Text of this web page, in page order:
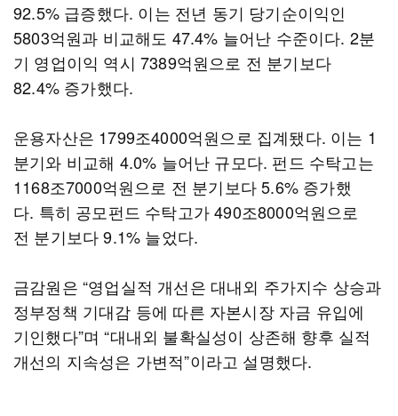
92.5% 급증했다. 이는 전년 동기 당기순이익인
5803억원과 비교해도 47.4% 늘어난 수준이다. 2분
기 영업이익 역시 7389억원으로 전 분기보다
82.4% 증가했다.
운용자산은 1799조4000억원으로 집계됐다. 이는 1
분기와 비교해 4.0% 늘어난 규모다. 펀드 수탁고는
1168조7000억원으로 전 분기보다 5.6% 증가했
다. 특히 공모펀드 수탁고가 490조8000억원으로
전 분기보다 9.1% 늘었다.
금감원은 “영업실적 개선은 대내외 주가지수 상승과
정부정책 기대감 등에 따른 자본시장 자금 유입에
기인했다”며 “대내외 불확실성이 상존해 향후 실적
개선의 지속성은 가변적”이라고 설명했다.